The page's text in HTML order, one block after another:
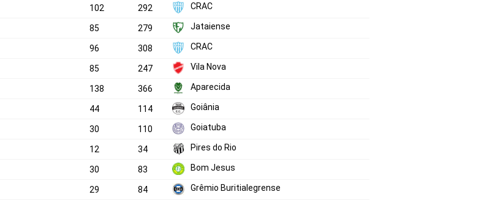
102 292 CRAC
85 279 Jataiense
96 308 CRAC
85 247 Vila Nova
138 366 Aparecida
44 114 Goiânia
30 110 Goiatuba
12 34 Pires do Rio
30 83 Bom Jesus
29 84 Grêmio Buritialegrense